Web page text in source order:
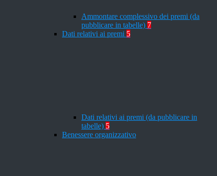
Ammontare complessivo dei premi (da
pubblicare in tabelle) 7
Dati relativi ai premi 5
Dati relativi ai premi (da pubblicare in
tabelle) 5
Benessere organizzativo